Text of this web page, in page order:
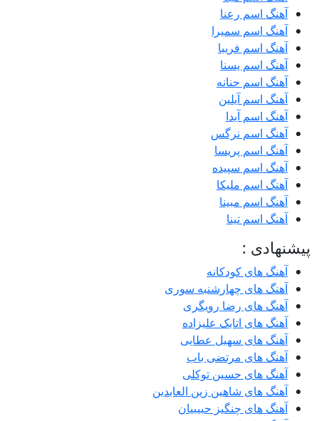
آهنگ اسم رعنا
آهنگ اسم سمیرا
آهنگ اسم فریبا
آهنگ اسم یسنا
آهنگ اسم حنانه
آهنگ اسم آیلین
آهنگ اسم آیدا
آهنگ اسم نرگس
آهنگ اسم پریسا
آهنگ اسم سپیده
آهنگ اسم ملیکا
آهنگ اسم مبینا
آهنگ اسم تینا
پیشنهادی :
آهنگ های کودکانه
آهنگ های چهارشنبه سوری
آهنگ های رضا رویگری
آهنگ های اتابک علیزاده
آهنگ های سهیل عطایی
آهنگ های مرتضی باب
آهنگ های حسین توکلی
آهنگ های شاهین زین العابدین
آهنگ های چنگیز حبیبیان